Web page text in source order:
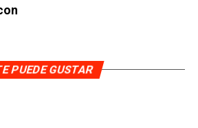
PUEDE GUSTAR